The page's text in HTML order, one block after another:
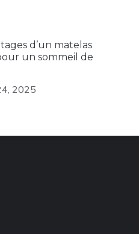
d’un matelas
un sommeil de
2025